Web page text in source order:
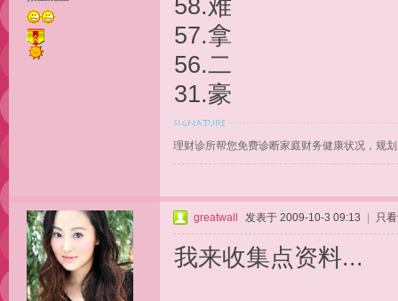
58.难
57.拿
56.二
31.豪
理财诊所帮您免费诊断家庭财务健康状况，规
greatwall 发表于 2009-10-3 09:13 只
我来收集点资料...